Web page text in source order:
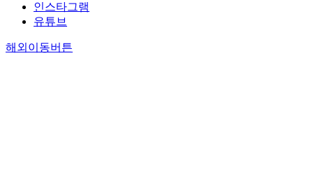
인스타그램
유튜브
해외이동버튼